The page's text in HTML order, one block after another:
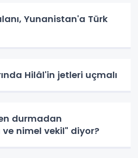
Yunanistan'a Türk
Hilâl'in jetleri uçmalı
durmadan
nimel vekil" diyor?